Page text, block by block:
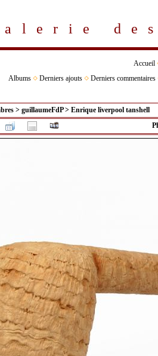
alerie
Accueil
Albums
Derniers ajouts Derniers commentaires
> guillaumeFdP> Enrique liverpool tanshell